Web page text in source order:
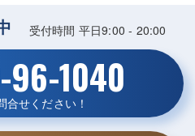
受付時間 平日9:00 - 20:00
96-1040
合せください！